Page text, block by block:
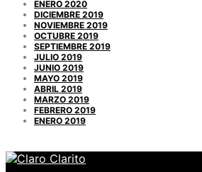
ENERO 2020
DICIEMBRE 2019
NOVIEMBRE 2019
OCTUBRE 2019
SEPTIEMBRE 2019
JULIO 2019
JUNIO 2019
MAYO 2019
ABRIL 2019
MARZO 2019
FEBRERO 2019
ENERO 2019